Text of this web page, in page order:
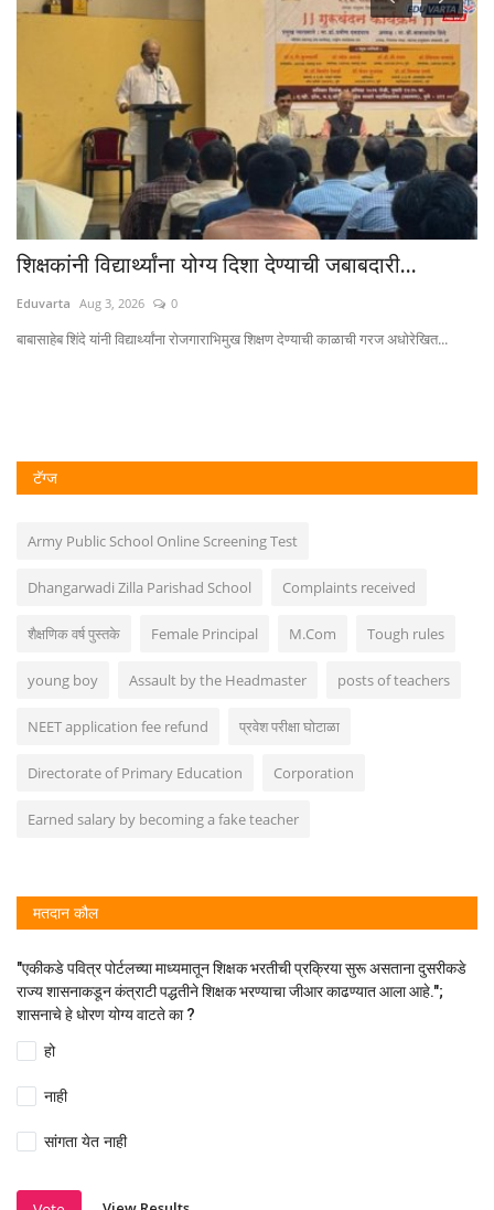
शिक्षकांनी विद्यार्थ्यांना योग्य दिशा देण्याची जबाबदारी...
Eduvarta Aug 3, 2026 0
बाबासाहेब शिंदे यांनी विद्यार्थ्यांना रोजगाराभिमुख शिक्षण देण्याची काळाची गरज अधोरेखित...
टॅग्ज
Army Public School Online Screening Test
Dhangarwadi Zilla Parishad School Complaints received
शैक्षणिक वर्ष पुस्तके Female Principal M.Com Tough rules
young boy Assault by the Headmaster posts of teachers
NEET application fee refund प्रवेश परीक्षा घोटाळा
Directorate of Primary Education Corporation
Earned salary by becoming a fake teacher
मतदान कौल
"एकीकडे पवित्र पोर्टलच्या माध्यमातून शिक्षक भरतीची प्रक्रिया सुरू असताना दुसरीकडे
राज्य शासनाकडून कंत्राटी पद्धतीने शिक्षक भरण्याचा जीआर काढण्यात आला आहे.";
शासनाचे हे धोरण योग्य वाटते का ?
हो
नाही
सांगता येत नाही